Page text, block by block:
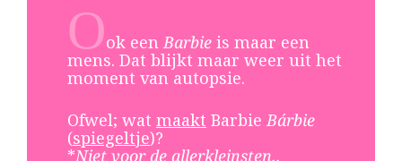
Ook eenBarbie is maar een
mens. Dat blijkt maar weer uit het
moment van autopsie.
Ofwel; wat maakt BarbieBárbie
(spiegeltje)?
*Niet voor de allerkleinsten..